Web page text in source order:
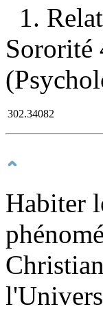
1.
Sororité
302.34082
Habiter